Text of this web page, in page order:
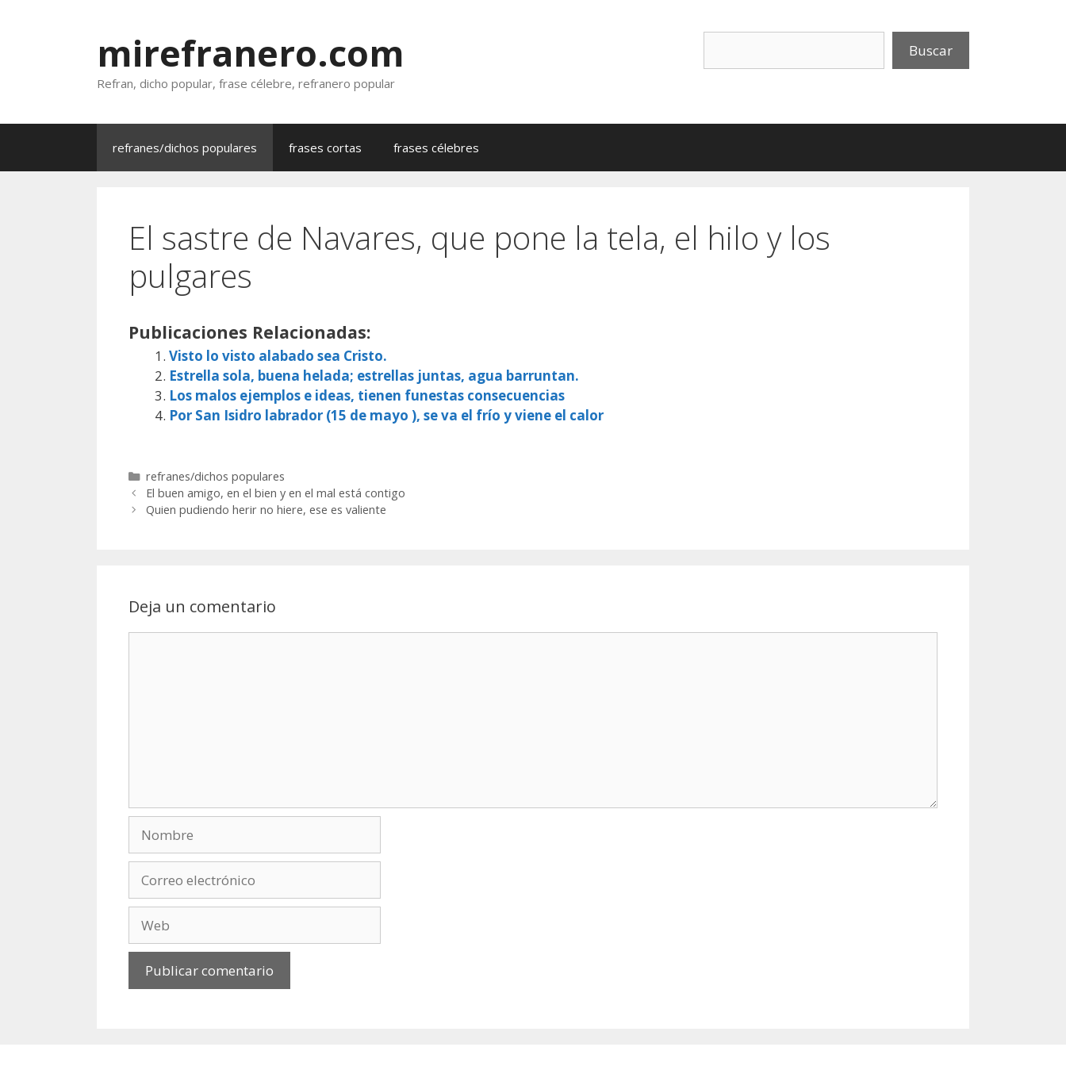
Buscar
mirefranero.com
Refran, dicho popular, frase célebre, refranero popular
refranes/dichos populares frases cortas frases célebres
El sastre de Navares, que pone la tela, el hilo y los
pulgares
Publicaciones Relacionadas:
Visto lo visto alabado sea Cristo.
Estrella sola, buena helada; estrellas juntas, agua barruntan.
Los malos ejemplos e ideas, tienen funestas consecuencias
Por San Isidro labrador (15 de mayo ), se va el frío y viene el calor
Categorías
refranes/dichos populares
El buen amigo, en el bien y en el mal está contigo
Quien pudiendo herir no hiere, ese es valiente
Deja un comentario
electrónico